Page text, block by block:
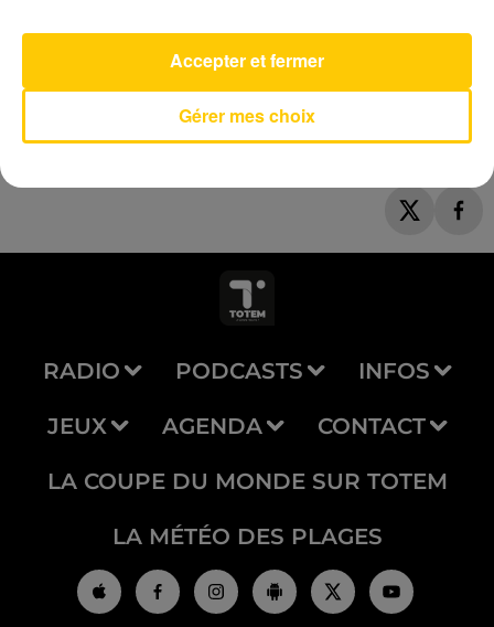
Mourir D'aimer
RADIO PODCASTS INFOS
JEUX AGENDA CONTACT
LA COUPE DU MONDE SUR TOTEM
LA MÉTÉO DES PLAGES
Gérer mes choix
Accepter et fermer